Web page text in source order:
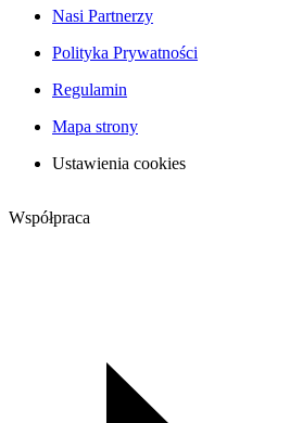
Nasi Partnerzy
Polityka Prywatności
Regulamin
Mapa strony
Ustawienia cookies
Współpraca